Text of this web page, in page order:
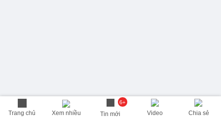
Trang chủ Xem nhiều
6+
Tin mới Video Chia sẻ